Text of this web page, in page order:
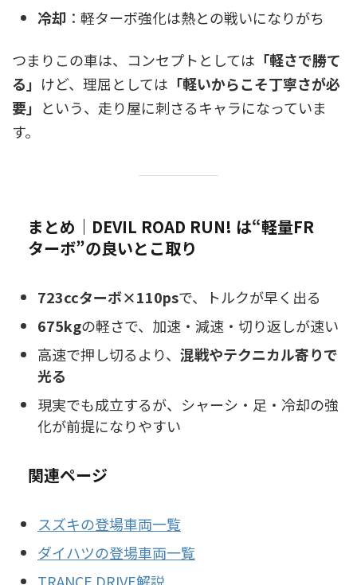
冷却 ：軽ターボ強化は熱との戦いになりがち
つまりこの車は、コンセプトとしては 「軽さで勝て
る」 けど、理屈としては 「軽いからこそ丁寧さが必
要」 という、走り屋に刺さるキャラになっていま
す。
まとめ｜DEVIL ROAD RUN! は“軽量FR
ターボ”の良いとこ取り
723ccターボ×110psで、トルクが早く出る
675kgの軽さで、加速・減速・切り返しが速い
高速で押し切るより、 混戦やテクニカル寄りで
光る
現実でも成立するが、シャーシ・足・冷却の強
化が前提になりやすい
関連ページ
スズキの登場車両一覧
ダイハツの登場車両一覧
TRANCE DRIVE解説